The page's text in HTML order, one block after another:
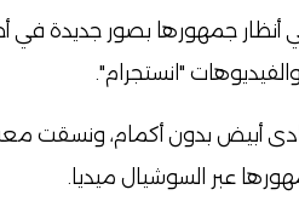
أنظار جمهورها بصور جديدة في
"انستجرام".
أبيض بدون أكمام، ونسقت معه
عبر السوشيال ميديا.